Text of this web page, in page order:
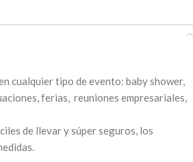
cualquier tipo de evento: baby shower,
ferias, reuniones empresariales,
de llevar y súper seguros, los